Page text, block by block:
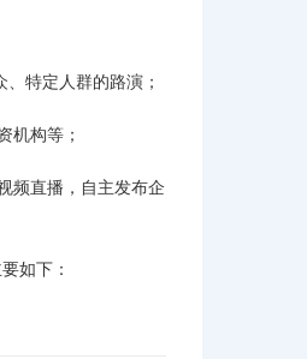
特定人群的路演；
机构等；
频直播，自主发布企
如下：